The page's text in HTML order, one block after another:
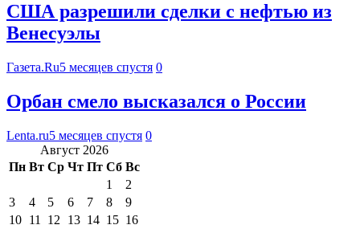
США разрешили сделки с нефтью из
Венесуэлы
Газета.Ru5 месяцев спустя 0
Орбан смело высказался о России
Lenta.ru5 месяцев спустя 0
Август 2026
Пн Вт Ср Чт Пт Сб Вс
1
2
3
4 5 6 7 8
9
10 11 12 13 14 15 16